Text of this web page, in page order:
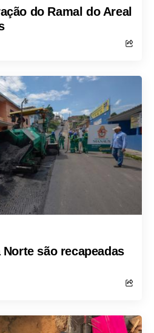
do Ramal do Areal
são recapeadas